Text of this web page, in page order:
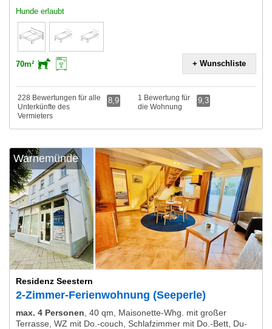
Hunde erlaubt
70m² + Wunschliste
228 Bewertungen für alle
Unterkünfte des
Vermieters
8,9
1 Bewertung für
die Wohnung
9,3
Warnemünde
Residenz Seestern
2-Zimmer-Ferienwohnung (Seeperle)
max. 4 Personen 40 qm, Maisonette-Whg. mit großer
Terrasse, WZ mit Do.-couch, Schlafzimmer mit Do.-Bett, Du-